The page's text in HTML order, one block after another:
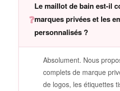
❓
Le maillot de bain est-il
marques privées et les
personnalisés ?
Absolument. Nous
complets de marque
de logos, les étiquettes